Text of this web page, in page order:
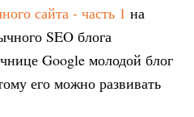
сайта - часть 1 на
SEO блога
Google молодой блог
его можно развивать